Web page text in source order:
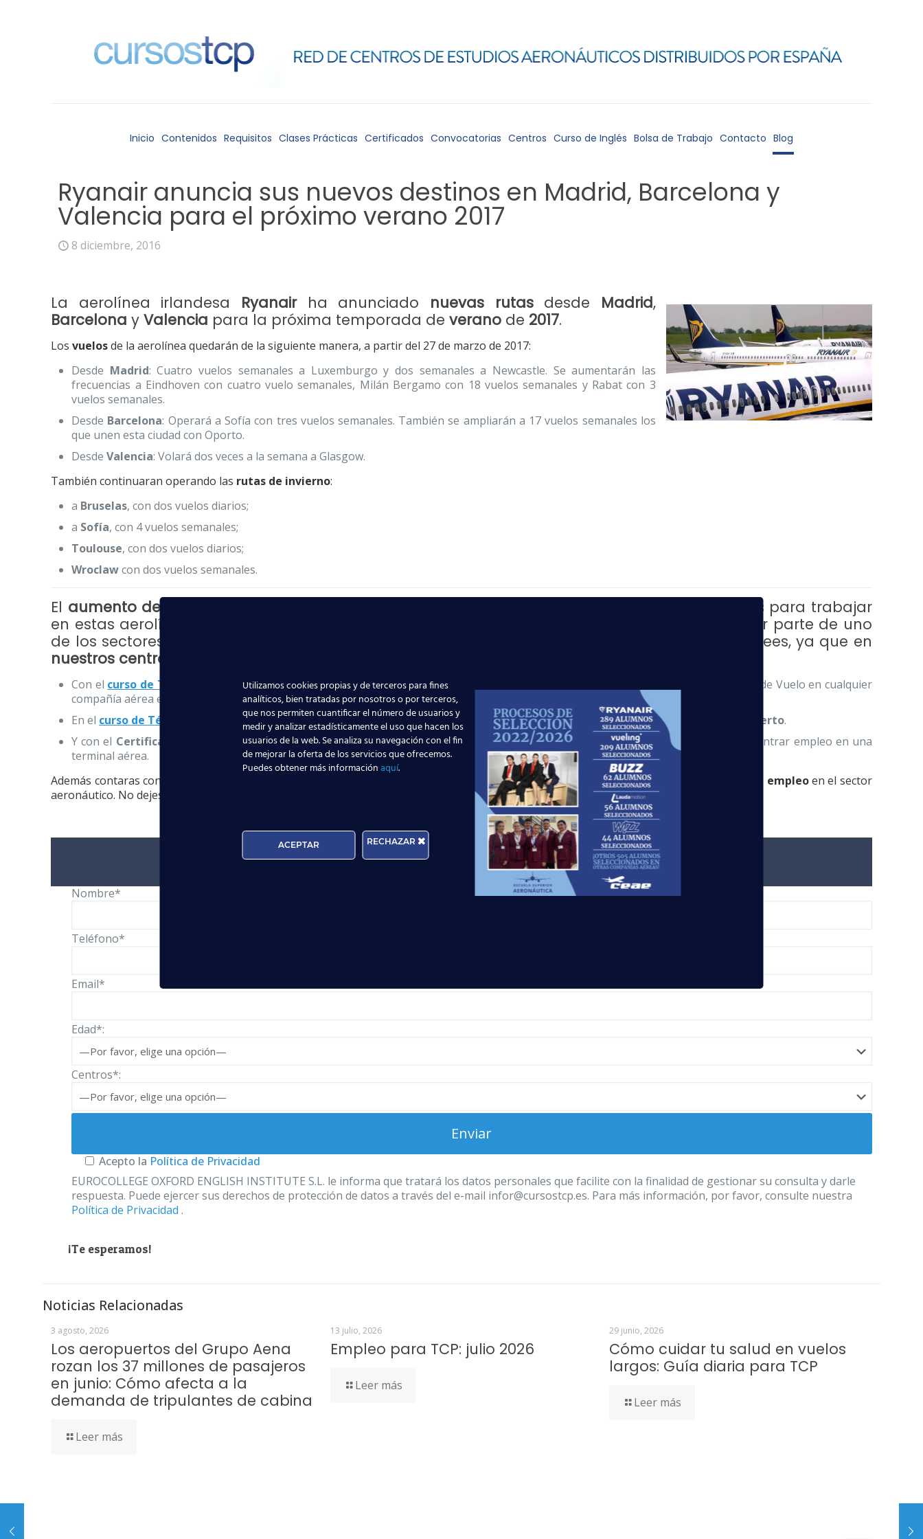
Inicio Contenidos Requisitos Clases Prácticas Certificados Convocatorias Centros Curso de Inglés Bolsa de Trabajo Contacto Blog
Ryanair anuncia sus nuevos destinos en Madrid, Barcelona y
Valencia para el próximo verano 2017
8 diciembre, 2016
La aerolínea irlandesa Ryanairha anunciado nuevas rutasdesde Madrid,
Barcelona yValencia para la próxima temporada deverano de 2017.
Losvuelosde la aerolínea quedarán de la siguiente manera, a partir del 27 de marzo de 2017:
Desde Madrid: Cuatro vuelos semanales a Luxemburgo y dos semanales a Newcastle. Se aumentarán las
frecuencias a Eindhoven con cuatro vuelo semanales, Milán Bergamo con 18 vuelos semanales y Rabat con 3
vuelos semanales.
Desde Barcelona: Operará a Sofía con tres vuelos semanales. También se ampliarán a 17 vuelos semanales los
que unen esta ciudad con Oporto.
DesdeValencia: Volará dos veces a la semana a Glasgow.
También continuaran operando las rutas de invierno:
a Bruselas, con dos vuelos diarios;
a Sofía, con 4 vuelos semanales;
Toulouse, con dos vuelos diarios;
Wroclawcon dos vuelos semanales.
El aumento de vuelos
conllevará posibles contrataciones para trabajar
en estas aerolíneas. ¿Quieres saber cómo convertirte en un profesional de la aviación y formar parte de uno
de los sectores que más empleo están generando en la actualidad? Es más fácil de lo que crees, ya que en
nuestros centros
Con el curso de Tripulante de Cabina de Pasajeros TCPconseguirás el
, que te permitirá trabajar como Auxiliar de Vuelo en cualquier
compañía aérea europea.
En el curso de Técnico de Operaciones Aeroportuarias TOAte formaremos para que consigas un puesto de trabajo en el aeropuerto.
Y con el Certificado de Profesionalidaddelcurso Técnico Cualificado de Aeropuertos TECAtendrás una gran ventaja para encontrar empleo en una
terminal aérea.
Además contaras con la ayuda y asesoramiento de nuestro
Departamento de Orientación Laboralpara que te dirija en la búsqueda de empleoen el sector
aeronáutico. No dejes
esta oportunidad y pídenos información sin compromiso:
Solicita información
Nombre*
Teléfono*
Email*
Edad*:
Centros*:
Acepto la Política de Privacidad
EUROCOLLEGE OXFORD ENGLISH INSTITUTE S.L. le informa que tratará los datos personales que facilite con la finalidad de gestionar su consulta y darle
respuesta. Puede ejercer sus derechos de protección de datos a través del e-mail infor@cursostcp.es. Para más información, por favor, consulte nuestra
Política de Privacidad.
¡Te esperamos!
Noticias Relacionadas
3 agosto, 2026
Los aeropuertos del Grupo Aena
rozan los 37 millones de pasajeros
en junio: Cómo afecta a la
demanda de tripulantes de cabina
Leer más
13 julio, 2026
Empleo para TCP: julio 2026
Leer más
29 junio, 2026
Cómo cuidar tu salud en vuelos
largos: Guía diaria para TCP
Leer más
Utilizamos cookies propias y de terceros para fines
analíticos, bien tratadas por nosotros o por terceros,
que nos permiten cuantificar el número de usuarios y
medir y analizar estadísticamente el uso que hacen los
usuarios de la web. Se analiza su navegación con el fin
de mejorar la oferta de los servicios que ofrecemos.
Puedes obtener más informaciónaquí.
ACEPTAR RECHAZAR